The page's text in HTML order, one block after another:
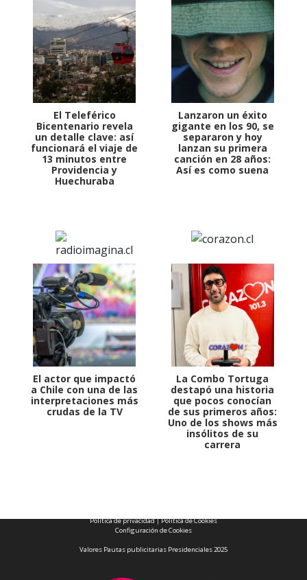
El Teleférico
Bicentenario revela
un detalle clave: así
funcionará el viaje de
13 minutos entre
Providencia y
Huechuraba
Lanzaron un éxito
gigante en los 90, se
separaron y hoy
lanzan su primera
canción en 28 años:
Así es como suena
El actor que impactó
a Chile con una de las
interpretaciones más
crudas de la TV
La Combo Tortuga
destapó una historia
que pocos conocían
de sus primeros años:
Uno de los shows más
insólitos de su
carrera
Política de privacidad|Política de Cookies
Configuración de Cookies
Valores Pautas publicitarias Presidenciales 2025